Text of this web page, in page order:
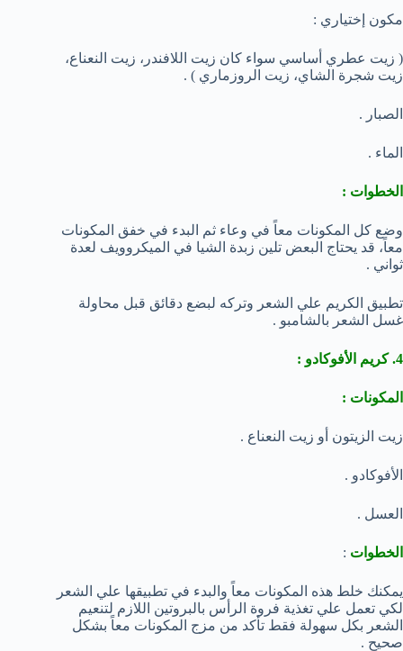
مكون إختياري :
( زيت عطري أساسي سواء كان زيت اللافندر، زيت النعناع،
زيت شجرة الشاي، زيت الروزماري ) .
الصبار .
الماء .
الخطوات :
وضع كل المكونات معاً في وعاء ثم البدء في خفق المكونات
معاً، قد يحتاج البعض تلين زبدة الشيا في الميكروويف لعدة
ثواني .
تطبيق الكريم علي الشعر وتركه لبضع دقائق قبل محاولة
غسل الشعر بالشامبو .
4. كريم الأفوكادو :
المكونات :
زيت الزيتون أو زيت النعناع .
الأفوكادو .
العسل .
الخطوات :
يمكنك خلط هذه المكونات معاً والبدء في تطبيقها علي الشعر
لكي تعمل علي تغذية فروة الرأس بالبروتين اللازم لتنعيم
الشعر بكل سهولة فقط تأكد من مزج المكونات معاً بشكل
صحيح .